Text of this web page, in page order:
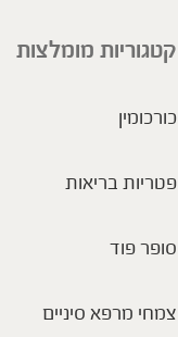
קטגוריות מומלצות
כורכומין
פטריות בריאות
סופר פוד
צמחי מרפא סיניים